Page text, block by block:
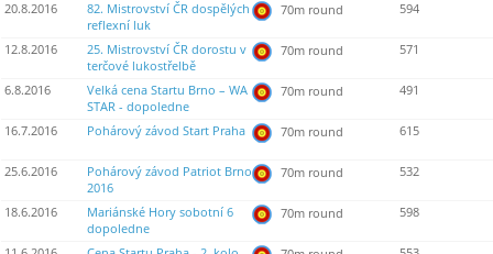
20.8.2016
82. Mistrovství ČR dospělých
reflexní luk
70m round 594
12.8.2016
25. Mistrovství ČR dorostu v
terčové lukostřelbě
70m round 571
6.8.2016
Velká cena Startu Brno – WA
STAR - dopoledne
70m round 491
16.7.2016 Pohárový závod Start Praha 70m round 615
25.6.2016
Pohárový závod Patriot Brno
2016
70m round 532
18.6.2016
Mariánské Hory sobotní 6
dopoledne
70m round 598